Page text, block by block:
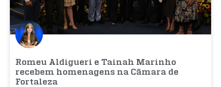
Romeu Aldigueri e Tainah Marinho
recebem homenagens na Câmara de
Fortaleza